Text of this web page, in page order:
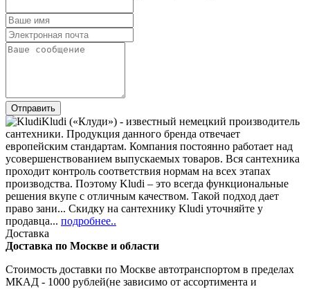
Kludi («Клуди») - известный немецкий производитель
сантехники. Продукция данного бренда отвечает
европейским стандартам. Компания постоянно работает над
усовершенствованием выпускаемых товаров. Вся сантехника
проходит контроль соответствия нормам на всех этапах
производства. Поэтому Kludi – это всегда функциональные
решения вкупе с отличным качеством. Такой подход дает
право зани... Скидку на сантехнику Kludi уточняйте у
продавца... подробнее..
Доставка
Доставка по Москве и области
Стоимость доставки по Москве автотранспортом в пределах
МКАД - 1000 рублей(не зависимо от ассортимента и